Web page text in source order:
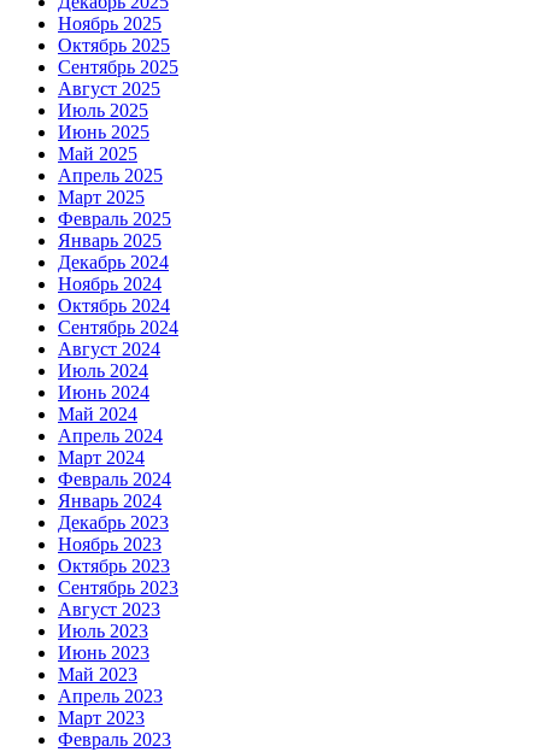
Ноябрь 2025
Октябрь 2025
Сентябрь 2025
Август 2025
Июль 2025
Июнь 2025
Май 2025
Апрель 2025
Март 2025
Февраль 2025
Январь 2025
Декабрь 2024
Ноябрь 2024
Октябрь 2024
Сентябрь 2024
Август 2024
Июль 2024
Июнь 2024
Май 2024
Апрель 2024
Март 2024
Февраль 2024
Январь 2024
Декабрь 2023
Ноябрь 2023
Октябрь 2023
Сентябрь 2023
Август 2023
Июль 2023
Июнь 2023
Май 2023
Апрель 2023
Март 2023
Февраль 2023